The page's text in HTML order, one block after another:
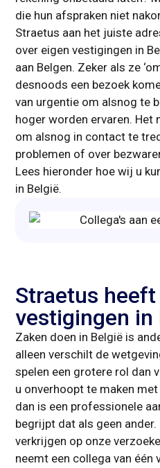
die hun afspraken niet
Straetus aan het juiste
over eigen vestigingen in
aan Belgen. Zeker als ze
desnoods een bezoek
van urgentie om alsnog te
hoger worden ervaren. Het
om alsnog in contact te
problemen of over
Lees hieronder hoe wij u
in België.
Straetus heeft
vestigingen in
Zaken doen in België is
alleen verschilt de
spelen een grotere rol dan
u onverhoopt te maken
dan is een professionele
begrijpt dat als geen
verkrijgen op onze
neemt een collega van één